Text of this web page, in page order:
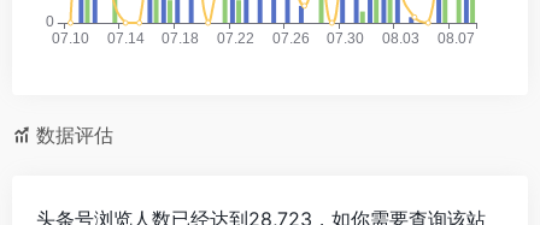
数据评估
头条号浏览人数已经达到28,723，如你需要查询该站